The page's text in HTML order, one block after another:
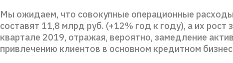
Мы ожидаем, что совокупные операционные
составят 11,8 млрд руб. (+12% год к году), а их рост
квартале 2019, отражая, вероятно, замедление
привлечению клиентов в основном кредитном